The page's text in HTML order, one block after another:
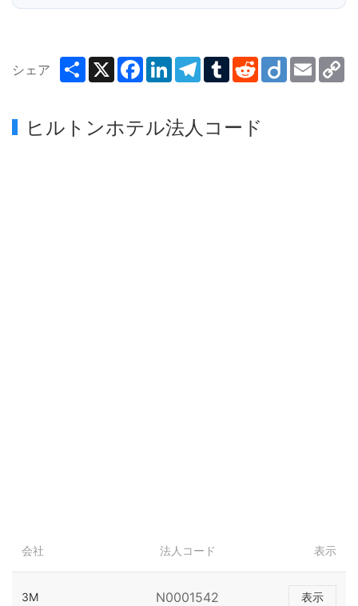
シェア ShareX Facebook
LinkedInTelegram
TumblrRedditDiigo Email
ヒルトンホテル法人コード
会社 法人コード 表示
3M N0001542 表示